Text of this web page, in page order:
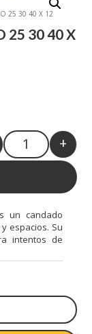
25 30 40 X 12
25 30 40 X
Quantity +
un candado
espacios. Su
intentos de